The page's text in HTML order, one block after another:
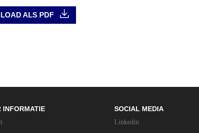
ALS PDF
INFORMATIE SOCIAL MEDIA
Linkedin